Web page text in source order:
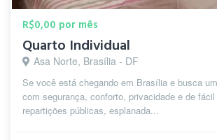
R$0,00 por mês
Quarto Individual
Asa Norte, Brasília - DF
Se você está chegando em Brasília e busca
com segurança, conforto, privacidade e de
repartições públicas, esplanada...